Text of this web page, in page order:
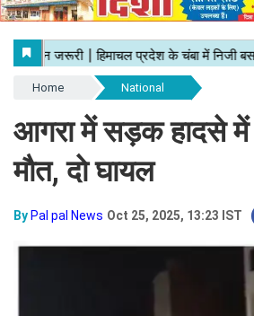
Home National
आगरा में सड़क हादसे में
माैत, दाे घायल
By Pal pal News Oct 25, 2025, 13:23 IST